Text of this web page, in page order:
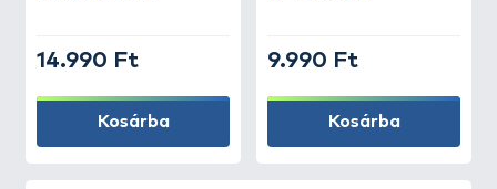
14.990 Ft
Kosárba
9.990 Ft
Kosárba